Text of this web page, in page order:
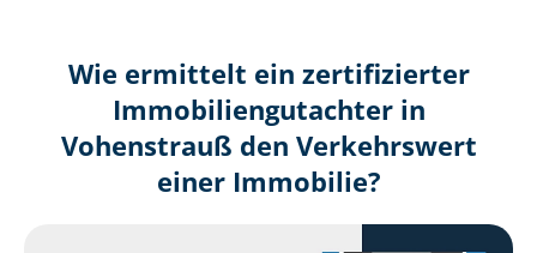
Wie ermittelt ein zertifizierter
Immobilien­gutachter in
Vohenstrauß den Verkehrswert
einer Immobilie?